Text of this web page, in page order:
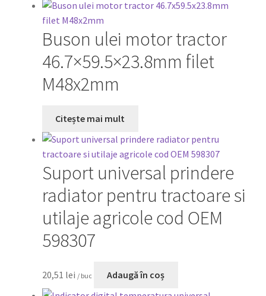
Buson ulei motor tractor
46.7×59.5×23.8mm filet
M48x2mm
Citește mai mult
Suport universal prindere
radiator pentru tractoare si
utilaje agricole cod OEM
598307
20,51 lei / buc Adaugă în coș